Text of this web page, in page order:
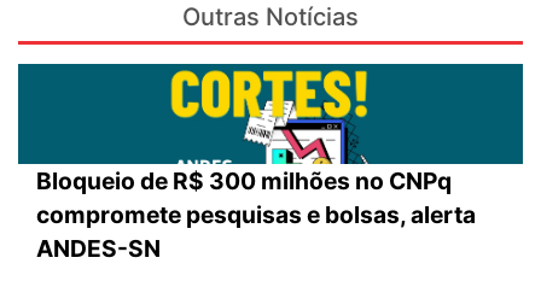
Outras Notícias
Bloqueio de R$ 300 milhões no CNPq
compromete pesquisas e bolsas, alerta
ANDES-SN